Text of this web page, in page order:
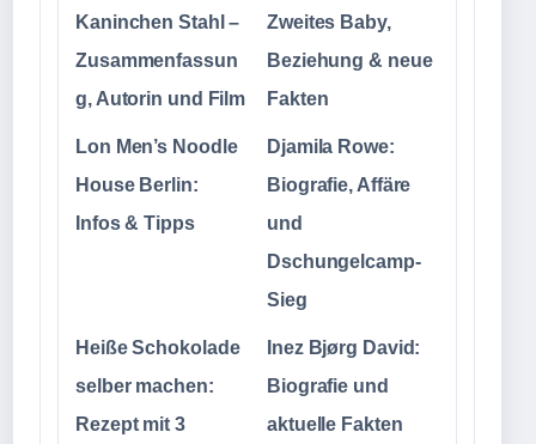
Kaninchen Stahl –
Zusammenfassun
g, Autorin und Film
Zweites Baby,
Beziehung & neue
Fakten
Lon Men’s Noodle
House Berlin:
Infos & Tipps
Djamila Rowe:
Biografie, Affäre
und
Dschungelcamp-
Sieg
Heiße Schokolade
selber machen:
Rezept mit 3
Inez Bjørg David:
Biografie und
aktuelle Fakten